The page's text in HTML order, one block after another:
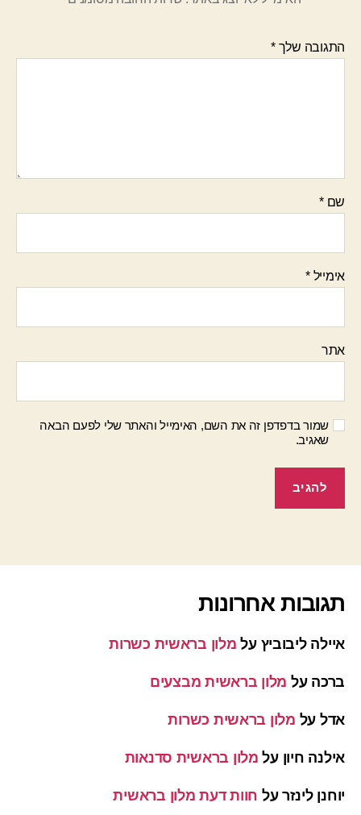
התגובה שלך*
שם*
אימייל*
אתר
שמור בדפדפן זה את השם, האימייל והאתר שלי לפעם הבאה
שאגיב.
תגובות אחרונות
איילה ליבוביץ על מלון בראשית כשרות
ברכה על מלון בראשית מבצעים
אדל על מלון בראשית כשרות
אילנה חיון על מלון בראשית סדנאות
יוחנן לינזר על חוות דעת מלון בראשית